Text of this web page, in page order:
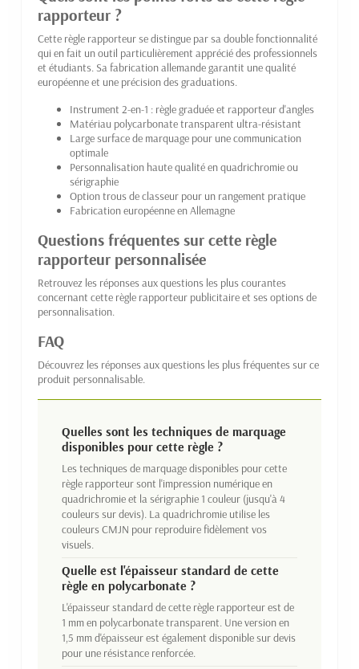
rapporteur ?
Cette règle rapporteur se distingue par sa double fonctionnalité
qui en fait un outil particulièrement apprécié des professionnels
et étudiants. Sa fabrication allemande garantit une qualité
européenne et une précision des graduations.
Instrument 2-en-1 : règle graduée et rapporteur d'angles
Matériau polycarbonate transparent ultra-résistant
Large surface de marquage pour une communication
optimale
Personnalisation haute qualité en quadrichromie ou
sérigraphie
Option trous de classeur pour un rangement pratique
Fabrication européenne en Allemagne
Questions fréquentes sur cette règle
rapporteur personnalisée
Retrouvez les réponses aux questions les plus courantes
concernant cette règle rapporteur publicitaire et ses options de
personnalisation.
FAQ
Découvrez les réponses aux questions les plus fréquentes sur ce
produit personnalisable.
Quelles sont les techniques de marquage
disponibles pour cette règle ?
Les techniques de marquage disponibles pour cette
règle rapporteur sont l'impression numérique en
quadrichromie et la sérigraphie 1 couleur (jusqu'à 4
couleurs sur devis). La quadrichromie utilise les
couleurs CMJN pour reproduire fidèlement vos
visuels.
Quelle est l'épaisseur standard de cette
règle en polycarbonate ?
L'épaisseur standard de cette règle rapporteur est de
1 mm en polycarbonate transparent. Une version en
1,5 mm d'épaisseur est également disponible sur devis
pour une résistance renforcée.